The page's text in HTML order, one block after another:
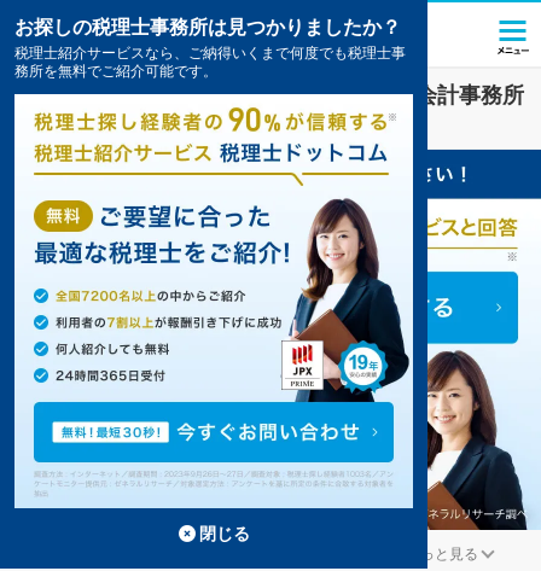
建設・建築業界に強い福島県の税理士・会計事務所
の一覧8件掲載中
もっと見る
お探しの税理士事務所は見つかりましたか？
税理士紹介サービスなら、ご納得いくまで何度でも税理士事
務所を無料でご紹介可能です。
閉じる